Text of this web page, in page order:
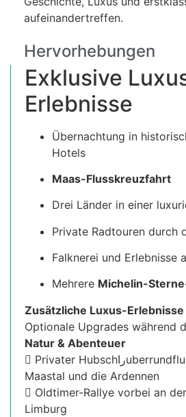
aufeinandertreffen.
Hervorhebungen
Exklusive
Erlebnisse
Übernachtung in
Hotels
Maas-Flusskreuzfahrt
Drei Länder in einer
Private Radtouren durch
Falknerei und Erlebnisse
Mehrere Michelin-
Zusätzliche Luxus-Erlebnisse
Optionale Upgrades während
Natur & Abenteuer
 Privater Hubschراuberrundflug über das
Maastal und die Ardennen
 Oldtimer-Rallye vorbei an
Limburg